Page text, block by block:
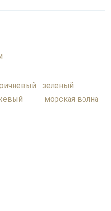
зеленый
морская волна